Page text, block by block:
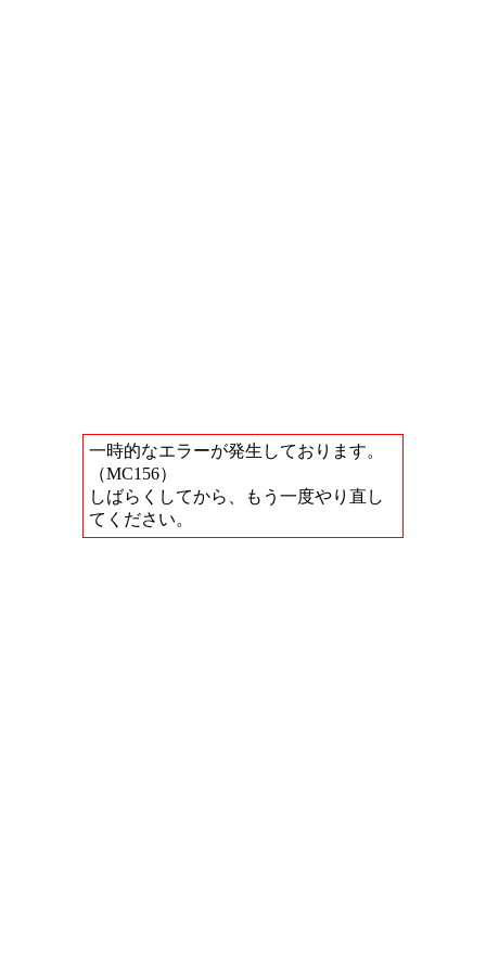
一時的なエラーが発生しております。
（MC156）
しばらくしてから、もう一度やり直し
てください。